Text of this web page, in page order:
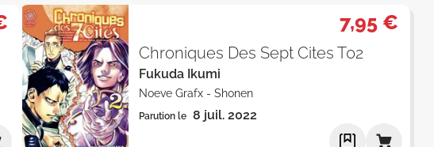
7,95 €
Chroniques Des Sept Cites T02
Fukuda Ikumi
Noeve Grafx - Shonen
Parution le 8 juil. 2022